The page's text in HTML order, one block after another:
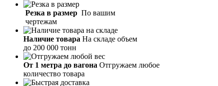
Резка в размер По вашим
чертежам
Наличие товара На складе объем
до 200 000 тонн
От 1 метра до вагона Отгружаем любое
количество товара